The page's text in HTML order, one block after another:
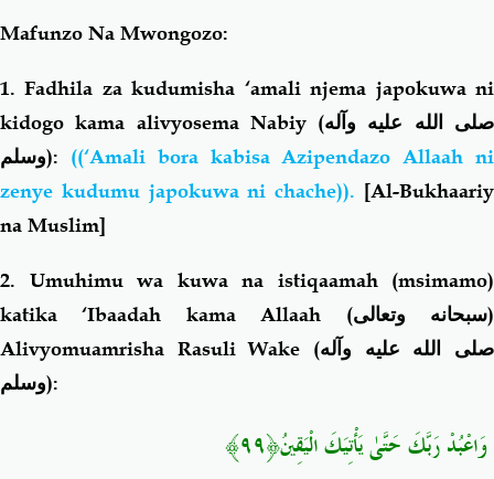
Mafunzo Na Mwongozo:
1. Fadhila za kudumisha ‘amali njema japokuwa ni
kidogo kama alivyosema Nabiy (صلى الله عليه وآله
وسلم): ((‘Amali bora kabisa Azipendazo Allaah ni
zenye kudumu japokuwa ni chache)). [Al-Bukhaariy
na Muslim]
2. Umuhimu wa kuwa na istiqaamah (msimamo)
katika ‘Ibaadah kama Allaah (سبحانه وتعالى)
Alivyomuamrisha Rasuli Wake (صلى الله عليه وآله
وسلم):
وَاعْبُدْ رَبَّكَ حَتَّىٰ يَأْتِيَكَ الْيَقِينُ﴿٩٩﴾